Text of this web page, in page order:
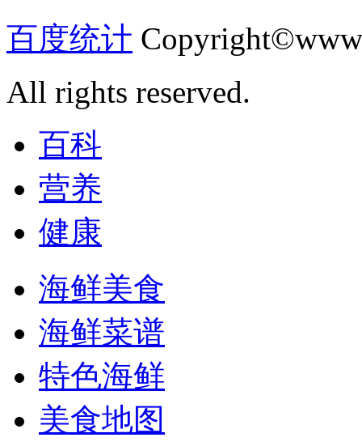
百度统计
All rights reserved.
百科
营养
健康
海鲜美食
海鲜菜谱
特色海鲜
美食地图